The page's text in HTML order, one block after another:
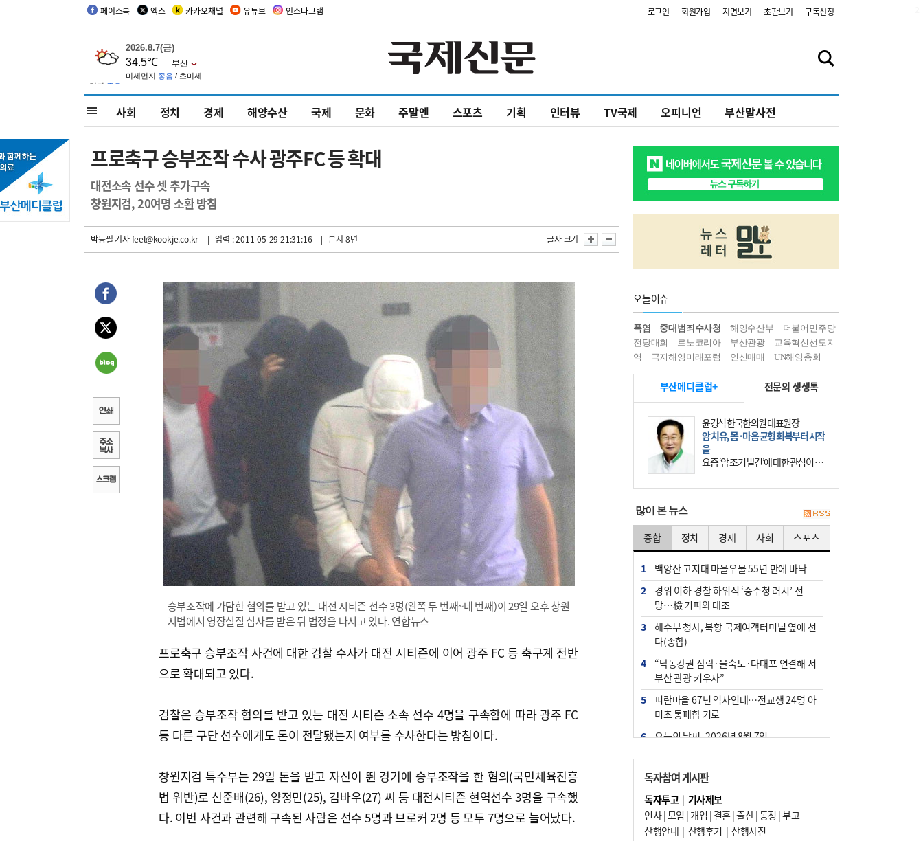
페이스북 엑스 카카오채널 유튜브 인스타그램 로그인 회원가입 지면보기 초판보기 구독신청
사회 정치 경제 해양수산 국제 문화 주말엔 스포츠 기획 인터뷰 TV국제 오피니언 부산말사전
프로축구 승부조작 수사 광주FC 등 확대
대전소속 선수 셋 추가구속
창원지검, 20여명 소환 방침
박동필 기자feel@kookje.co.kr | 입력 : 2011-05-29 21:31:16 | 본지 8면 글자 크기
승부조작에 가담한 혐의를 받고 있는 대전 시티즌 선수 3명(왼쪽 두 번째~네 번째)이 29일 오후 창원
지법에서 영장실질 심사를 받은 뒤 법정을 나서고 있다. 연합뉴스
프로축구 승부조작 사건에 대한 검찰 수사가 대전 시티즌에 이어 광주 FC 등 축구계 전반
으로 확대되고 있다.
검찰은 승부조작 혐의를 받고 있는 대전 시티즌 소속 선수 4명을 구속함에 따라 광주 FC
등 다른 구단 선수에게도 돈이 전달됐는지 여부를 수사한다는 방침이다.
창원지검 특수부는 29일 돈을 받고 자신이 뛴 경기에 승부조작을 한 혐의(국민체육진흥
법 위반)로 신준배(26), 양정민(25), 김바우(27) 씨 등 대전시티즌 현역선수 3명을 구속했
다. 이번 사건과 관련해 구속된 사람은 선수 5명과 브로커 2명 등 모두 7명으로 늘어났다.
오늘이슈
폭염 중대범죄수사청 해양수산부
더불어민주당
전당대회
르노코리아 부산관광
교육혁신선도지
역
극지해양미래포럼 인신매매 UN해양총회
부산메디클럽+ 전문의 생생톡
윤경석 한국한의원 대표원장
암 치유, 몸·마음 균형 회복부터 시작
을
요즘 ‘암 조기 발견’에 대한 관심이 커
진다. 하지만 그 이면에는 놓치기 쉬
운 함정이 하나 있다. 바로 성급한 치
많이 본 뉴스
종합 정치 경제 사회 스포츠
1
백양산 고지대 마을우물 55년 만에 바닥
2
경위 이하 경찰 하위직 ‘중수청 러시’ 전
망…檢 기피와 대조
3
해수부 청사, 북항 국제여객터미널 옆에 선
다(종합)
4
“낙동강권 삼락·을숙도·다대포 연결해 서
부산 관광 키우자”
5
피란마을 67년 역사인데…전교생 24명 아
미초 통폐합 기로
6
오늘의 날씨- 2026년 8월 7일
7
부울경 주말부터 비소식…‘극한 폭염’ 한풀
꺾일 듯
8
[사설] 해수부 신청사 북항으로 확정, 해양
수도 도약의 전환점
9
외국인 선원 ‘인신매매 경유지’ 된 부산…
독자참여 게시판
독자투고| 기사제보
인사|모임 | 개업 | 결혼|출산|동정 |부고
산행안내 | 산행후기 | 산행사진